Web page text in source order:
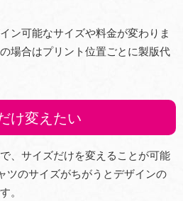
ン可能なサイズや料金が変わりま
場合はプリント位置ごとに製版代
け変えたい
、サイズだけを変えることが可能
ツのサイズがちがうとデザインの
。